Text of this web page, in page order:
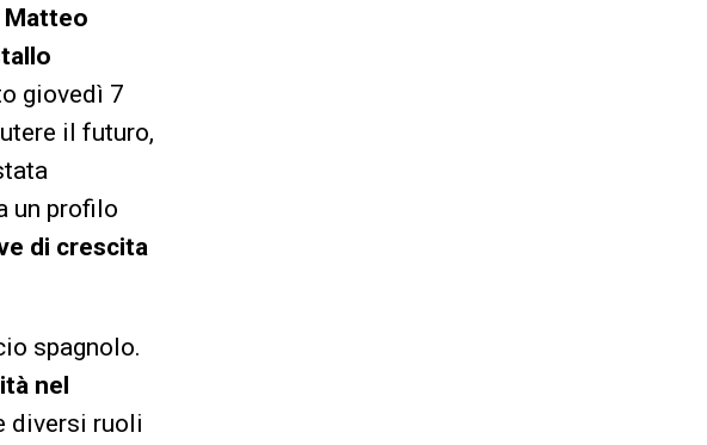
Matteo
giovedì 7
il futuro,
un profilo
di crescita
spagnolo.
nel
diversi ruoli